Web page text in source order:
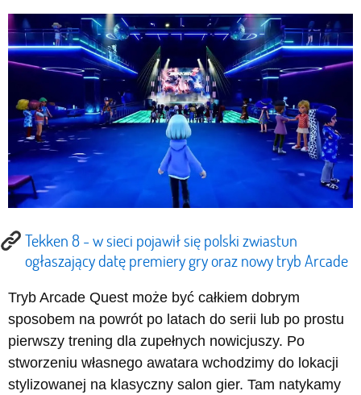
Tekken 8 - w sieci pojawił się polski zwiastun
ogłaszający datę premiery gry oraz nowy tryb Arcade
Tryb Arcade Quest może być całkiem dobrym
sposobem na powrót po latach do serii lub po prostu
pierwszy trening dla zupełnych nowicjuszy. Po
stworzeniu własnego awatara wchodzimy do lokacji
stylizowanej na klasyczny salon gier. Tam natykamy